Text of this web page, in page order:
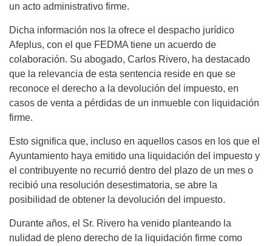
un acto administrativo firme.
Dicha información nos la ofrece el despacho jurídico
Afeplus, con el que FEDMA tiene un acuerdo de
colaboración. Su abogado, Carlos Rivero, ha destacado
que la relevancia de esta sentencia reside en que se
reconoce el derecho a la devolución del impuesto, en
casos de venta a pérdidas de un inmueble con liquidación
firme.
Esto significa que, incluso en aquellos casos en los que el
Ayuntamiento haya emitido una liquidación del impuesto y
el contribuyente no recurrió dentro del plazo de un mes o
recibió una resolución desestimatoria, se abre la
posibilidad de obtener la devolución del impuesto.
Durante años, el Sr. Rivero ha venido planteando la
nulidad de pleno derecho de la liquidación firme como